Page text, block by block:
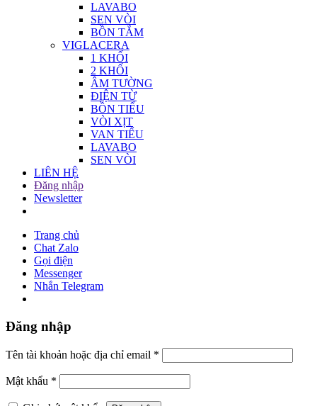
LAVABO
SEN VÒI
BỒN TẮM
VIGLACERA
1 KHỐI
2 KHỐI
ÂM TƯỜNG
ĐIỆN TỪ
BỒN TIỂU
VÒI XỊT
VAN TIỂU
LAVABO
SEN VÒI
LIÊN HỆ
Đăng nhập
Newsletter
Trang chủ
Chat Zalo
Gọi điện
Messenger
Nhắn Telegram
Đăng nhập
Tên tài khoản hoặc địa chỉ email *
Mật khẩu *